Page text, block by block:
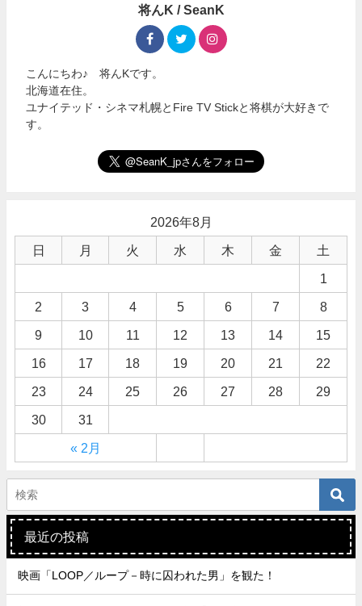
将んK / SeanK
こんにちわ♪ 将んKです。
北海道在住。
ユナイテッド・シネマ札幌とFire TV Stickと将棋が大好きで
す。
2026年8月
日 月 火 水 木 金 土
« 2月
1
2 3 4 5 6 7 8
9 10 11 12 13 14 15
16 17 18 19 20 21 22
23 24 25 26 27 28 29
30 31
最近の投稿
映画「LOOP／ループ－時に囚われた男」を観た！